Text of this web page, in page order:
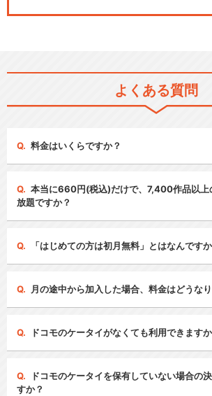
よくある質問
料金はいくらですか？
本当に660円(税込)だけで、7,400作品以上
放題ですか？
「はじめての方は初月無料」とはなんですか
月の途中から加入した場合、料金はどうな
ドコモのケータイがなくても利用できますか
ドコモのケータイを保有していない場合の
すか？